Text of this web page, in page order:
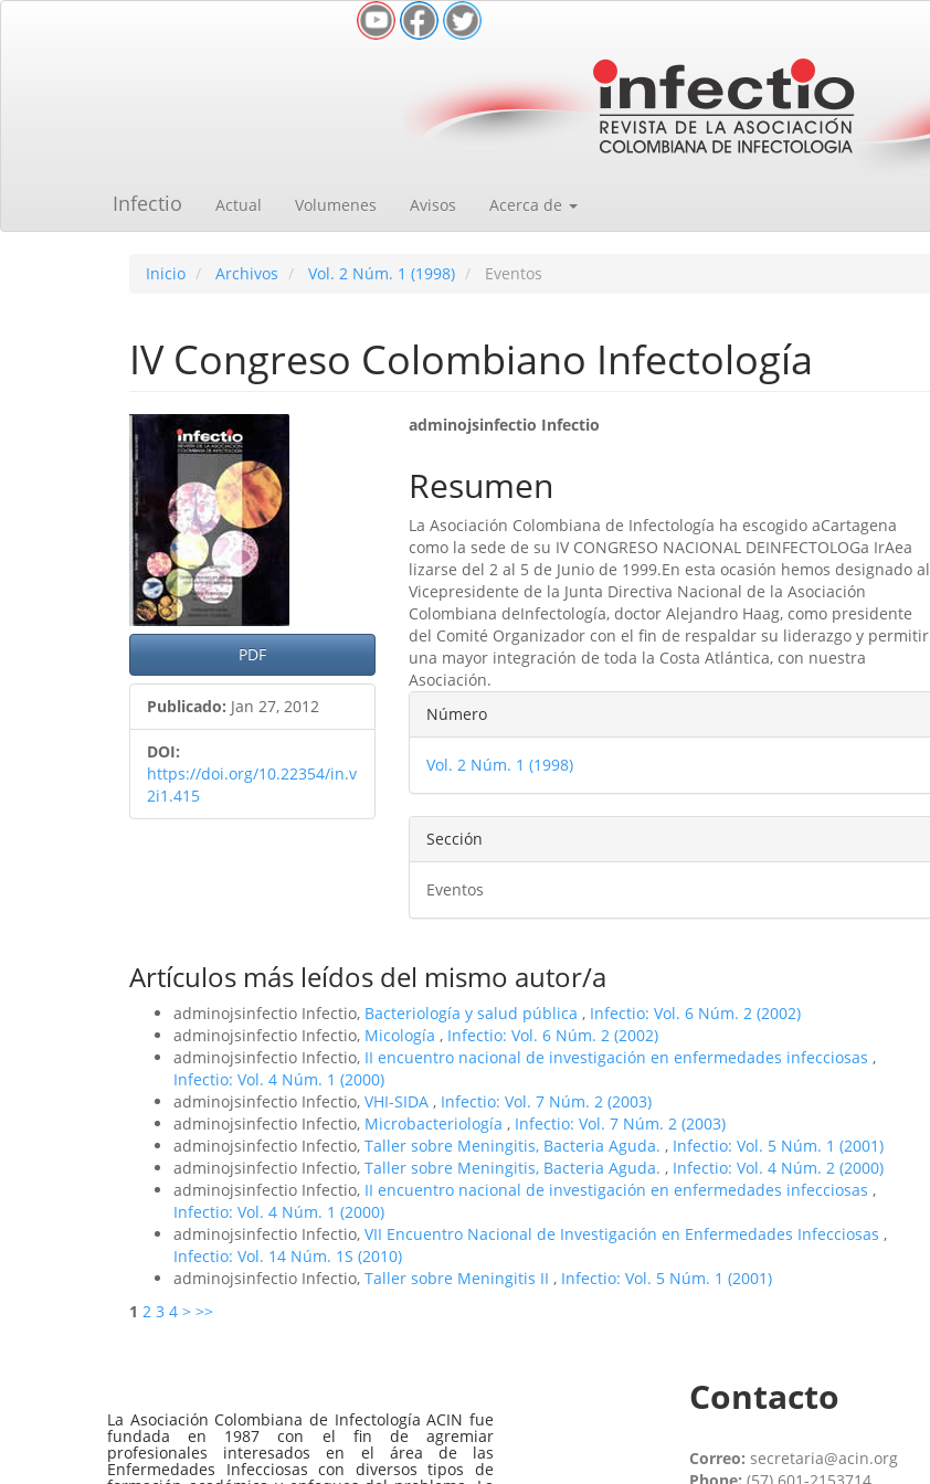
Infectio Actual Volumenes Avisos Acerca de
Inicio Archivos Vol. 2 Núm. 1 (1998) Eventos
IV Congreso Colombiano Infectología
Barra
lateral
del
artículo
PDF
Publicado: Jan 27, 2012
DOI:
https://doi.org/10.22354/in.v
2i1.415
Contenido
principal
del
artículo
adminojsinfectio Infectio
Resumen
La Asociación Colombiana de Infectología ha escogido aCartagena
como la sede de su IV CONGRESO NACIONAL DEINFECTOLOGa IrAea
lizarse del 2 al 5 de Junio de 1999.En esta ocasión hemos designado al
Vicepresidente de la Junta Directiva Nacional de la Asociación
Colombiana deInfectología, doctor Alejandro Haag, como presidente
del Comité Organizador con el fin de respaldar su liderazgo y permitir
una mayor integración de toda la Costa Atlántica, con nuestra
Asociación.
Detalles
del
artículo
Número
Vol. 2 Núm. 1 (1998)
Sección
Eventos
Artículos más leídos del mismo autor/a
adminojsinfectio Infectio, Bacteriología y salud pública , Infectio: Vol. 6 Núm. 2 (2002)
adminojsinfectio Infectio, Micología , Infectio: Vol. 6 Núm. 2 (2002)
adminojsinfectio Infectio, II encuentro nacional de investigación en enfermedades infecciosas ,
Infectio: Vol. 4 Núm. 1 (2000)
adminojsinfectio Infectio, VHI-SIDA , Infectio: Vol. 7 Núm. 2 (2003)
adminojsinfectio Infectio, Microbacteriología , Infectio: Vol. 7 Núm. 2 (2003)
adminojsinfectio Infectio, Taller sobre Meningitis, Bacteria Aguda. , Infectio: Vol. 5 Núm. 1 (2001)
adminojsinfectio Infectio, Taller sobre Meningitis, Bacteria Aguda. , Infectio: Vol. 4 Núm. 2 (2000)
adminojsinfectio Infectio, II encuentro nacional de investigación en enfermedades infecciosas ,
Infectio: Vol. 4 Núm. 1 (2000)
adminojsinfectio Infectio, VII Encuentro Nacional de Investigación en Enfermedades Infecciosas ,
Infectio: Vol. 14 Núm. 1S (2010)
adminojsinfectio Infectio, Taller sobre Meningitis II , Infectio: Vol. 5 Núm. 1 (2001)
1 2 3 4 > >>
La Asociación Colombiana de Infectología ACIN fue
fundada en 1987 con el fin de agremiar
profesionales interesados en el área de las
Enfermedades Infecciosas con diversos tipos de
Contacto
Correo: secretaria@acin.org